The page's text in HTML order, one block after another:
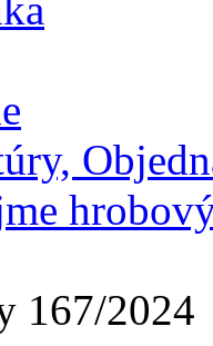
167/2024